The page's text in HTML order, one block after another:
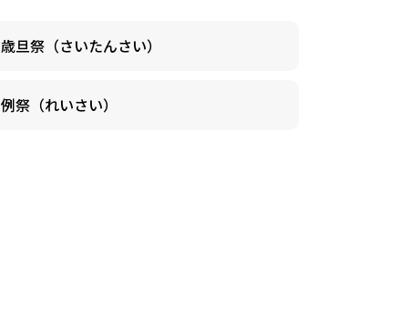
歳旦祭（さいたんさい）
例祭（れいさい）